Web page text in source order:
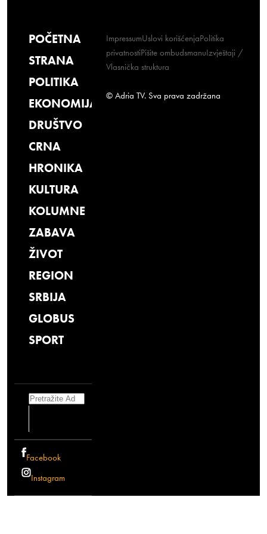
POČETNA
STRANA
POLITIKA
EKONOMIJA
DRUŠTVO
CRNA
HRONIKA
KULTURA
KOLUMNE
ZABAVA
ŽIVOT
REGION
SRBIJA
GLOBUS
SPORT
Search
Facebook
Instagram
ImpressumUslovi korišćenjaPolitika
privatnostiPišite ombudsmanuIzvještaji /
Vlasnička struktura
© Adria TV. Sva prava zadržana